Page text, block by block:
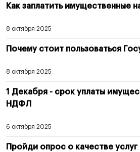
Как заплатить имущественные
8 октября 2025
Почему стоит пользоваться
8 октября 2025
1 Декабря - срок уплаты
НДФЛ
6 октября 2025
Пройди опрос о качестве